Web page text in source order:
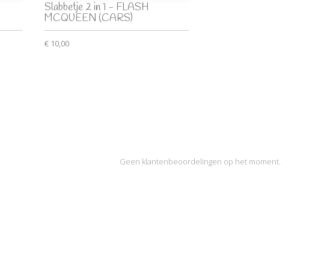
Slabbetje 2 in 1 - FLASH
MCQUEEN (CARS)
€ 10,00
Geen klantenbeoordelingen op het moment.